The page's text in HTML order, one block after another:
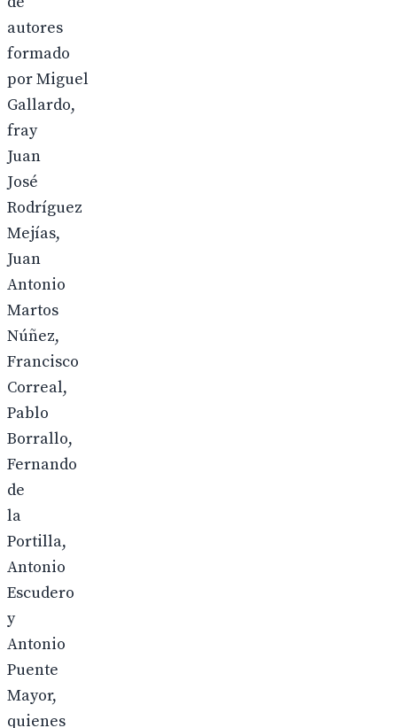
autores
formado
por Miguel
Gallardo,
fray
Juan
José
Rodríguez
Mejías,
Juan
Antonio
Martos
Núñez,
Francisco
Correal,
Pablo
Borrallo,
Fernando
de
la
Portilla,
Antonio
Escudero
y
Antonio
Puente
Mayor,
quienes